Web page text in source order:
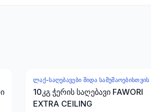
ᲚᲐᲥ-ᲡᲐᲦᲔᲑᲐᲕᲔᲑᲘ ᲨᲘᲓᲐ ᲡᲐᲛᲣᲨᲐᲝᲔᲑᲘᲡᲗᲕᲘᲡ
10კგ ჭერის საღებავი FAWORI
EXTRA CEILING